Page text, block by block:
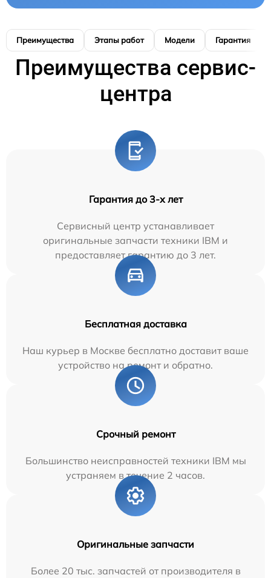
Преимущества Этапы работ Модели Гарантия
Преимущества сервис-
центра
Гарантия до 3-х лет
Сервисный центр устанавливает
оригинальные запчасти техники IBM и
предоставляет гарантию до 3 лет.
Бесплатная доставка
Наш курьер в Москве бесплатно доставит ваше
устройство на ремонт и обратно.
Срочный ремонт
Большинство неисправностей техники IBM мы
устраняем в течение 2 часов.
Оригинальные запчасти
Более 20 тыс. запчастей от производителя в